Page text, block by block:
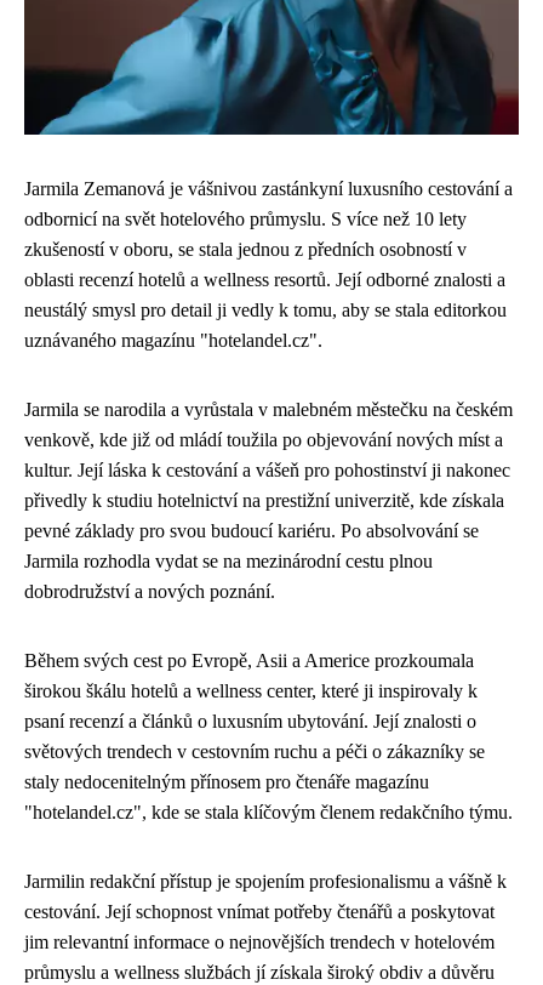
Jarmila Zemanová je vášnivou zastánkyní luxusního cestování a
odbornicí na svět hotelového průmyslu. S více než 10 lety
zkušeností v oboru, se stala jednou z předních osobností v
oblasti recenzí hotelů a wellness resortů. Její odborné znalosti a
neustálý smysl pro detail ji vedly k tomu, aby se stala editorkou
uznávaného magazínu "hotelandel.cz".
Jarmila se narodila a vyrůstala v malebném městečku na českém
venkově, kde již od mládí toužila po objevování nových míst a
kultur. Její láska k cestování a vášeň pro pohostinství ji nakonec
přivedly k studiu hotelnictví na prestižní univerzitě, kde získala
pevné základy pro svou budoucí kariéru. Po absolvování se
Jarmila rozhodla vydat se na mezinárodní cestu plnou
dobrodružství a nových poznání.
Během svých cest po Evropě, Asii a Americe prozkoumala
širokou škálu hotelů a wellness center, které ji inspirovaly k
psaní recenzí a článků o luxusním ubytování. Její znalosti o
světových trendech v cestovním ruchu a péči o zákazníky se
staly nedocenitelným přínosem pro čtenáře magazínu
"hotelandel.cz", kde se stala klíčovým členem redakčního týmu.
Jarmilin redakční přístup je spojením profesionalismu a vášně k
cestování. Její schopnost vnímat potřeby čtenářů a poskytovat
jim relevantní informace o nejnovějších trendech v hotelovém
průmyslu a wellness službách jí získala široký obdiv a důvěru